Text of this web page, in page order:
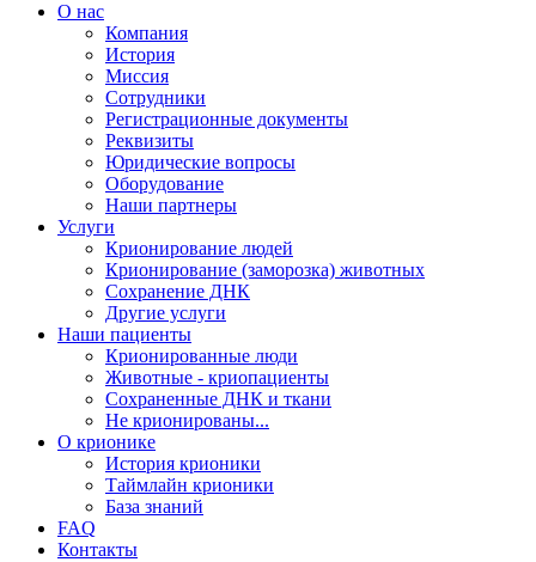
О нас
Компания
История
Миссия
Сотрудники
Регистрационные документы
Реквизиты
Юридические вопросы
Оборудование
Наши партнеры
Услуги
Крионирование людей
Крионирование (заморозка) животных
Сохранение ДНК
Другие услуги
Наши пациенты
Крионированные люди
Животные - криопациенты
Сохраненные ДНК и ткани
Не крионированы...
О крионике
История крионики
Таймлайн крионики
База знаний
FAQ
Контакты